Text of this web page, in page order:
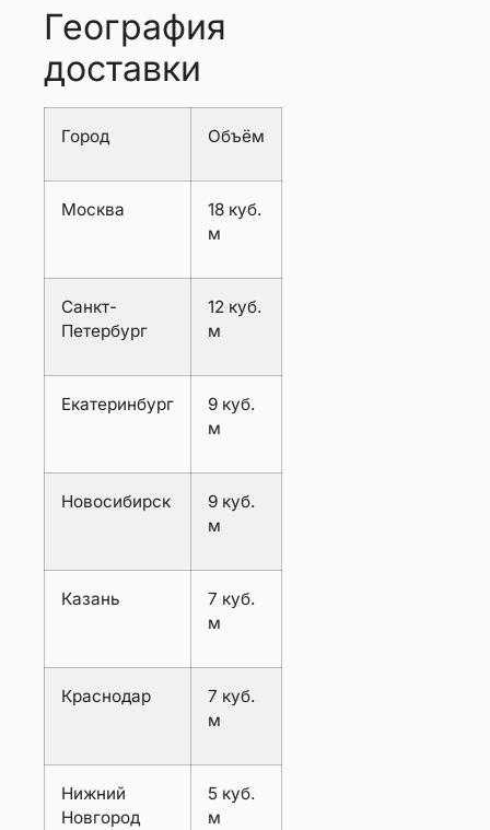
География
доставки
Город Объём
Москва
18 куб.
м
Санкт-
Петербург
12 куб.
м
Екатеринбург
9 куб.
м
Новосибирск
9 куб.
м
Казань
7 куб.
м
Краснодар
7 куб.
м
Нижний
Новгород
5 куб.
м